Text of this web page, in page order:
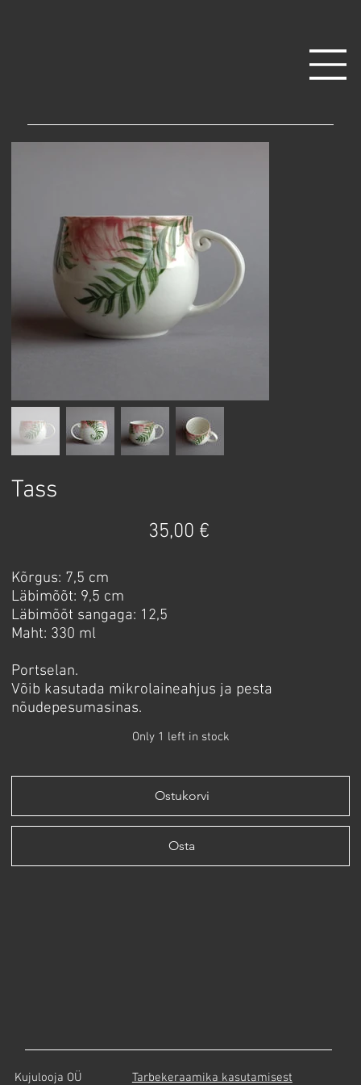
Tass
35,00 €
Kõrgus: 7,5 cm
Läbimõõt: 9,5 cm
Läbimõõt sangaga: 12,5
Maht: 330 ml
Portselan.
Võib kasutada mikrolaineahjus ja pesta
nõudepesumasinas.
Only 1 left in stock
Ostukorvi
Osta
Kujulooja OÜ Tarbekeraamika kasutamisest